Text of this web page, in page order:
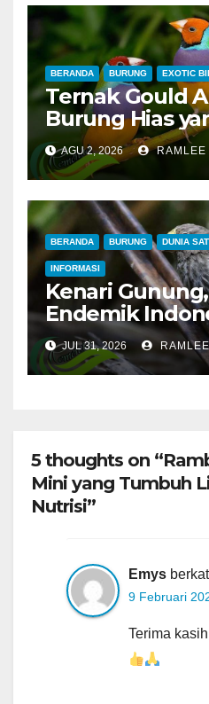
Merah dan
BERANDA BURUNG EXOTIC
Ternak Gould
Burung Hias
AGU 2, 2026 RAMLEE
BERANDA BURUNG DUNIA
INFORMASI
Kenari
Endemik
Sangat Sulit
JUL 31, 2026 RAMLEE
5 thoughts on
Mini yang Tumbuh
Nutrisi”
Emys
9 Februari
Terima